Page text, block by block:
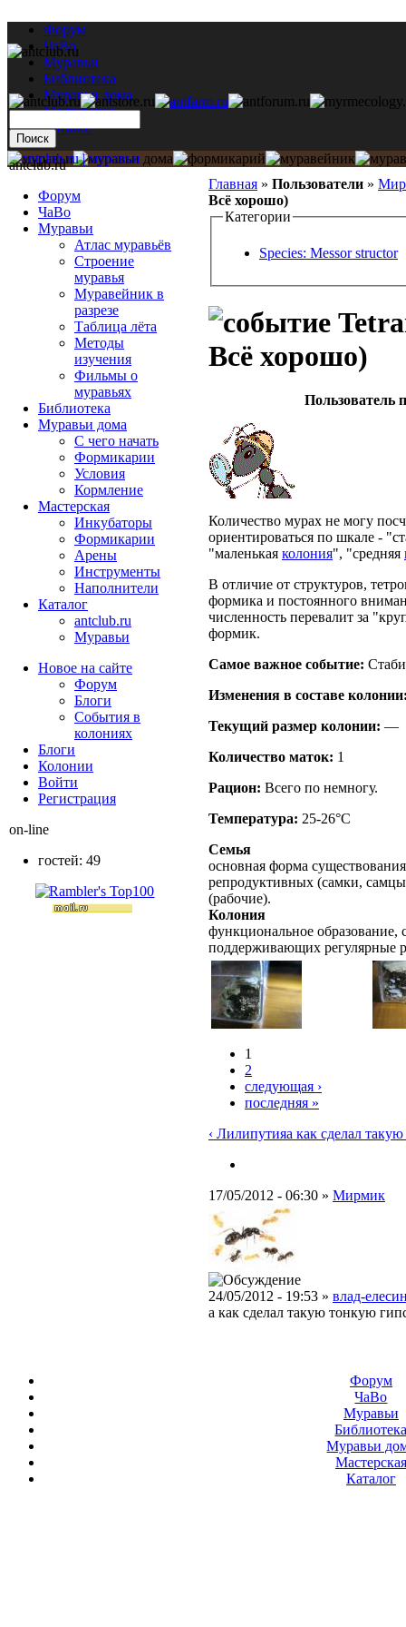
Форум
ЧаВо
Муравьи
Библиотека
Муравьи дома
Мастерская
Каталог
Главная » Пользователи »
Всё хорошо)
Категории
Species: Messor structor
Всё хорошо)
Пользователь
Количество мурах не могу
ориентироваться по шкале -
"маленькая колония", "средняя
В отличие от структуров,
формика и постоянного
численность перевалит за
формик.
Самое важное событие:
Изменения в составе
Текущий размер кoлонии: —
Количество маток: 1
Рацион: Всего по немногу.
Температура: 25-26°C
Семья
основная форма
репродуктивных (самки,
(рабочие).
Колония
функциональное образование,
поддерживающих регулярные
1
2
следующая ›
последняя »
‹ Лилипутияа как сделал
17/05/2012 - 06:30 » Мирмик
24/05/2012 - 19:53 » влад-
а как сделал такую тонкую
antclub.ru
Форум
ЧаВо
Муравьи
Атлас муравьёв
Строение
муравья
Муравейник в
разрезе
Таблица лёта
Методы
изучения
Фильмы о
муравьях
Библиотека
Муравьи дома
С чего начать
Формикарии
Условия
Кормление
Мастерская
Инкубаторы
Формикарии
Арены
Инструменты
Наполнители
Каталог
antclub.ru
Муравьи
Новое на сайте
Форум
Блоги
События в
колониях
Блоги
Колонии
Войти
Peгиcтpaция
on-line
гостей: 49
Форум
ЧаВо
Муравьи
Муравьи
Мастерская
Каталог